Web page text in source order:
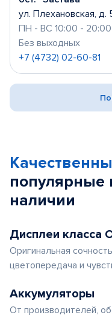
ул. Плехановская, д.
ПН - ВС 10:00 - 20:00
Без выходных
+7 (4732) 02-60-81
популярные
наличии
Дисплеи класса
Оригинальная
цветопередача и
Аккумуляторы
От производителей,